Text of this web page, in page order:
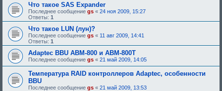
Что такое SAS Expander
Последнее сообщение gs « 24 ноя 2009, 15:27
Ответы: 1
Что такое LUN (лун)?
Последнее сообщение gs « 11 авг 2009, 14:41
Ответы: 1
Adaptec BBU ABM-800 и ABM-800T
Последнее сообщение gs « 21 май 2009, 14:05
Температура RAID контроллеров Adaptec, особенности
BBU
Последнее сообщение gs « 21 май 2009, 13:53